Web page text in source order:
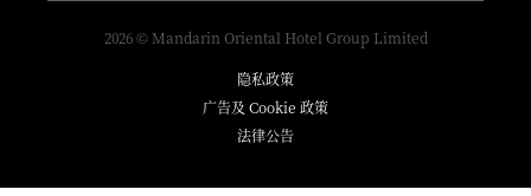
2026 © Mandarin Oriental Hotel Group Limited
隐私政策
广告及 Cookie 政策
法律公告